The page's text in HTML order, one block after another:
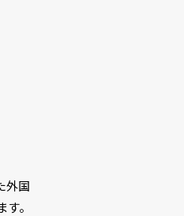
外国
。